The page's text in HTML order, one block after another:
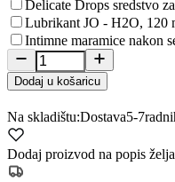
Delicate Drops sredstvo
Lubrikant JO - H2O, 120
Intimne maramice nakon
Dodaj u košaricu
Na skladištu:Dostava5-7
Dodaj proizvod na popis želja